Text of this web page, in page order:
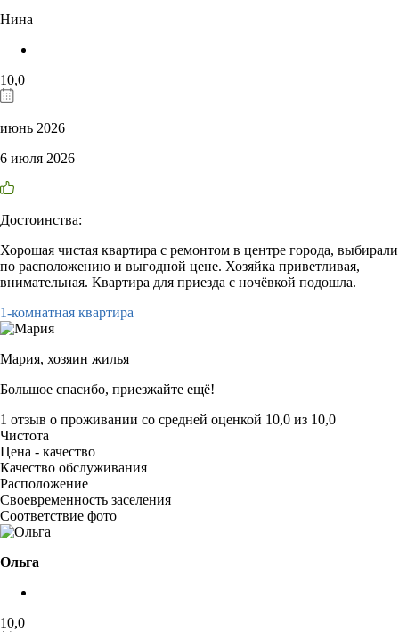
Нина
10,0
июнь 2026
6 июля 2026
Достоинства:
Хорошая чистая квартира с ремонтом в центре города, выбирали
по расположению и выгодной цене. Хозяйка приветливая,
внимательная. Квартира для приезда с ночёвкой подошла.
1-комнатная квартира
Мария, хозяин жилья
Большое спасибо, приезжайте ещё!
1 отзыв о проживании со средней оценкой 10,0 из 10,0
Чистота
Цена - качество
Качество обслуживания
Расположение
Своевременность заселения
Соответствие фото
Ольга
10,0